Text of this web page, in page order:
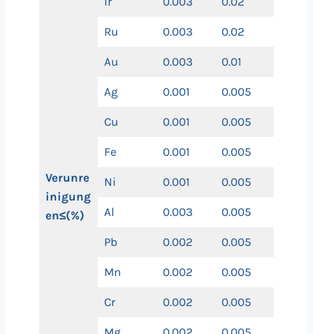
Verunre
inigung
en≤(%)
Ru 0.003 0.02
Au 0.003 0.01
Ag 0.001 0.005
Cu 0.001 0.005
Fe 0.001 0.005
Ni 0.001 0.005
Al 0.003 0.005
Pb 0.002 0.005
Mn 0.002 0.005
Cr 0.002 0.005